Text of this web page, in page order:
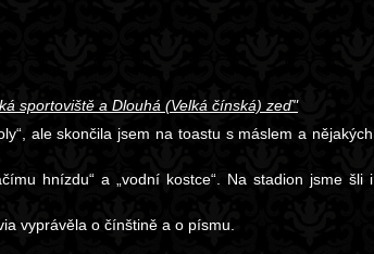
sportoviště a Dlouhá (Velká čínská) zeď"
ale skončila jsem na toastu s máslem a nějakých
hnízdu“ a „vodní kostce“. Na stadion jsme šli i
vyprávěla o čínštině a o písmu.